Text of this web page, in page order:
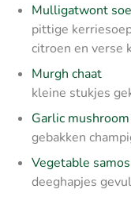
Mulligatwont
pittige
citroen en verse
Murgh chaat
kleine stukjes
Garlic mushroom
gebakken
Vegetable
deeghapjes